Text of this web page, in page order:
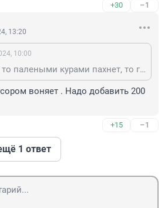
+30 –1
13:20
10:00
Ну что Вы... тут то палеными курами пахнет, то горящими лесами, мало чтоли? Как раз на сотню.
воняет . Надо добавить 200
+15 –1
1 ответ